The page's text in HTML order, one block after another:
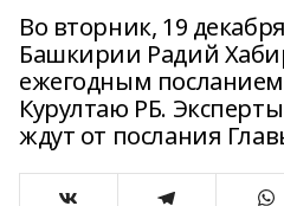
Во вторник, 19
Башкирии Радий
ежегодным
Курултаю РБ.
ждут от послания